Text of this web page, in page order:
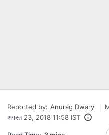
Reported by: Anurag Dwary
अगस्त 23, 2018 11:58 IST